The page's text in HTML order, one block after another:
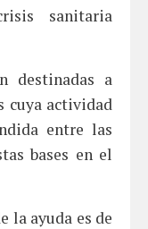
sanitaria
destinadas a
cuya actividad
entre las
bases en el
la ayuda es de